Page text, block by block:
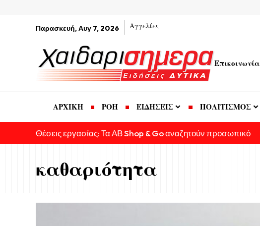
Παρασκευή, Αυγ 7, 2026 Αγγελίες
Επικοινωνία
ΑΡΧΙΚΗ ΡΟΗ ΕΙΔΗΣΕΙΣ ΠΟΛΙΤΙΣΜΟΣ
Θέσεις εργασίας: Τα ΑΒ Shop & Go αναζητούν προσωπικό
καθαριότητα